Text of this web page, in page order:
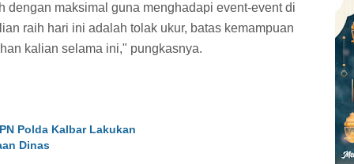
dengan maksimal guna menghadapi event-event di
raih hari ini adalah tolak ukur, batas kemampuan
kalian selama ini," pungkasnya.
Polda Kalbar Lakukan
Dinas